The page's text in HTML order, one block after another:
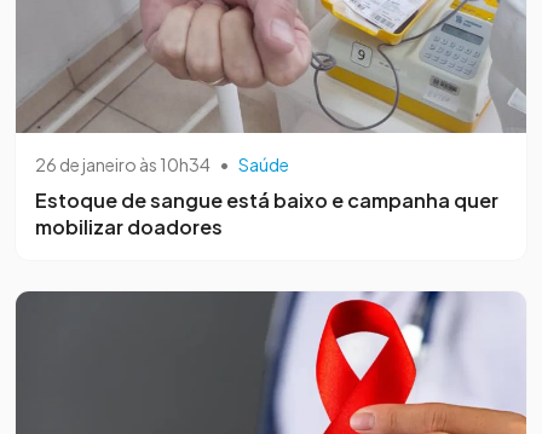
26 de janeiro às 10h34 • Saúde
Estoque de sangue está baixo e campanha quer
mobilizar doadores